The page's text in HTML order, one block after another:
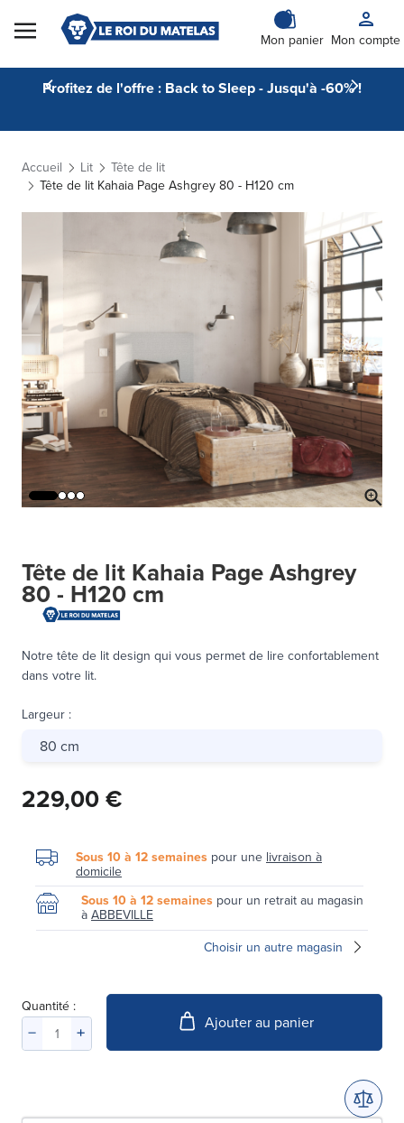
Skip to Content
Mon panier Mon compte
Profitez de l'offre : Back to Sleep - Jusqu'à -60% !
Accueil Lit
Tête de lit
Tête de lit Kahaia Page Ashgrey 80 - H120 cm
Tête de lit Kahaia Page Ashgrey
80 - H120 cm
Notre tête de lit design qui vous permet de lire confortablement
dans votre lit.
Largeur :
80 cm
229,00 €
Sous 10 à 12 semaines pour une livraison à
domicile
Sous 10 à 12 semaines pour un retrait au magasin
à ABBEVILLE
Choisir un autre magasin
Quantité :
Ajouter au panier